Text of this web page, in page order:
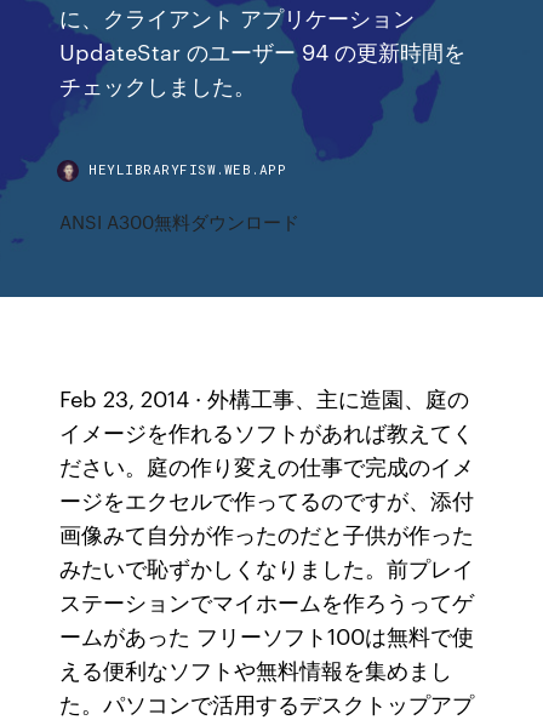
に、クライアント アプリケーション
UpdateStar のユーザー 94 の更新時間を
チェックしました。
HEYLIBRARYFISW.WEB.APP
ANSI A300無料ダウンロード
Feb 23, 2014 · 外構工事、主に造園、庭の
イメージを作れるソフトがあれば教えてく
ださい。庭の作り変えの仕事で完成のイメ
ージをエクセルで作ってるのですが、添付
画像みて自分が作ったのだと子供が作った
みたいで恥ずかしくなりました。前プレイ
ステーションでマイホームを作ろうってゲ
ームがあった フリーソフト100は無料で使
える便利なソフトや無料情報を集めまし
た。パソコンで活用するデスクトップアプ